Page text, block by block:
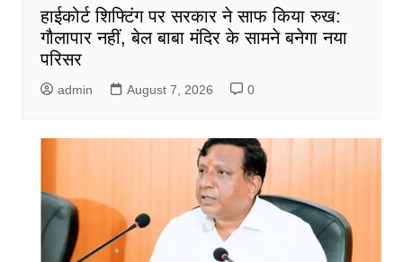
हाईकोर्ट शिफ्टिंग पर सरकार ने साफ किया रुख:
गौलापार नहीं, बेल बाबा मंदिर के सामने बनेगा नया
परिसर
admin August 7, 2026 0